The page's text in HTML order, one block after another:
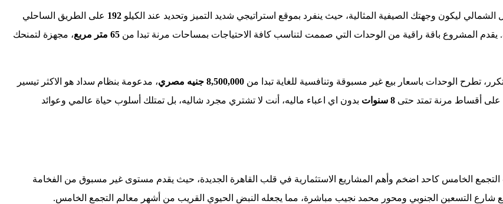
ليكون وجهتك الصيفية المثالية، حيث ينفرد بموقع استراتيجي شديد التميز وتحديد عند الكيلو 192 على الطريق الساحلي
يقدم المشروع باقة راقية من الوحدات التي صممت لتناسب كافة الاحتياجات بمساحات مرنة تبدا من
، مجهزة لتمنحك
تطرح الوحدات باسعار بيع غير مسبوقة وتنافسية للغاية تبدا من 8,500,000 جنيه مصري
، مدعومة بنظام سداد هو الاكثر تيسير
على أقساط مرنة تمتد حتى 8 سنوات
بدون اي اعباء ماليه، أنت لا تشتري مجرد شاليه، بل تمتلك أسلوب حياة عالمي وعوائد
التجمع الخامس كاحد اضخم وأهم المشاريع الاستثمارية في قلب القاهرة الجديدة، حيث يقدم مستوى غير مسبوق من الفخامة
شارع التسعين الجنوبي ومحور محمد نجيب مباشرة، مما يجعله النبض الحيوي القريب من أشهر معالم التجمع الخامس.